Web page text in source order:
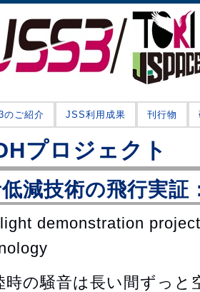
のご紹介 JSS利用成果 刊行物
プロジェクト
減技術の飛行実証
demonstration
時の騒音は長い間ずっと